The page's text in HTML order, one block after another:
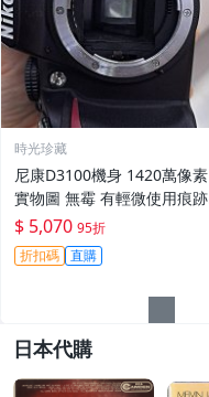
時光珍藏
尼康D3100機身 1420萬像素
實物圖 無霉 有輕微使用痕跡
機身原裝 無拆修無翻新 臨-34
3
$ 5,070 95折
折扣碼 直購
日本代購